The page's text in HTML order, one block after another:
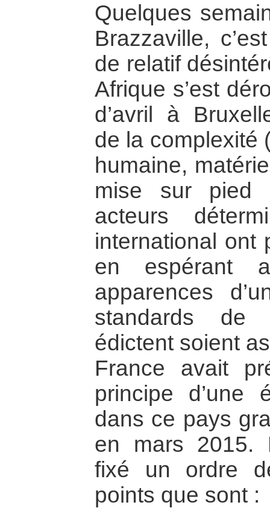
Quelques
Brazzaville,
de relatif
Afrique s’est
d’avril à
de la complexité
humaine,
mise sur pied
acteurs
international ont
en espérant
apparences
standards de
édictent soient
France avait
principe d’une
dans ce pays
en mars 2015.
fixé un ordre
points que sont :